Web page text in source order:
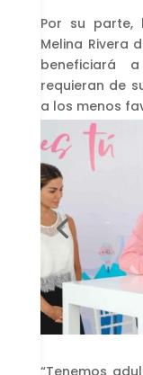
Por su parte,
Melina Rivera
beneficiará
requieran de
a los menos
“Tenemos